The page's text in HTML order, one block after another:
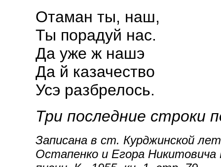
Отаман ты, наш,
Ты порадуй нас.
Да уже ж нашэ
Да й казачество
Усэ разбрелось.
Три последние строки
Записана в ст. Курджинской
Остапенко и Егора Никитовича